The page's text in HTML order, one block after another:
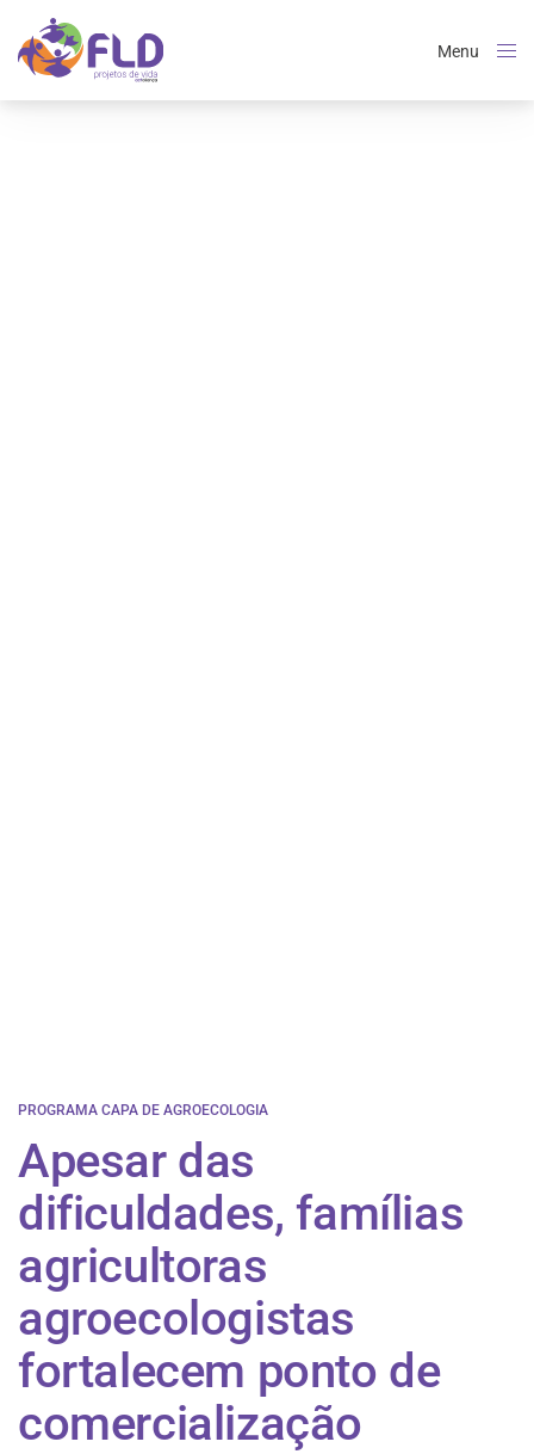
Menu
PROGRAMA CAPA DE AGROECOLOGIA
Apesar das
dificuldades, famílias
agricultoras
agroecologistas
fortalecem ponto de
comercialização